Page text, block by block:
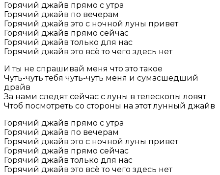
Горячий джайв прямо с утра
Горячий джайв по вечерам
Горячий джайв это с ночной луны привет
Горячий джайв прямо сейчас
Горячий джайв только для нас
Горячий джайв это всё то чего здесь нет
И ты не спрашивай меня что это такое
Чуть-чуть тебя чуть-чуть меня и сумасшедший
драйв
За нами следят сейчас с луны в телескопы ловят
Чтоб посмотреть со стороны на этот лунный джайв
Горячий джайв прямо с утра
Горячий джайв по вечерам
Горячий джайв это с ночной луны привет
Горячий джайв прямо сейчас
Горячий джайв только для нас
Горячий джайв это всё то чего здесь нет